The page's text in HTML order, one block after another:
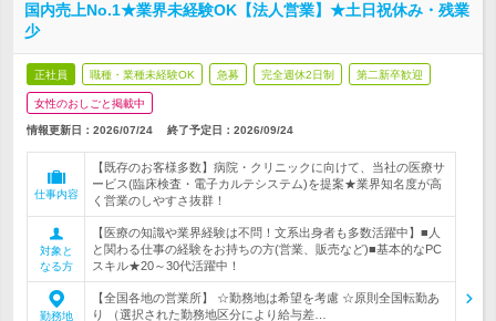
国内売上No.1★業界未経験OK【法人営業】★土日祝休み・残業
少
正社員 職種・業種未経験OK 急募 完全週休2日制 第二新卒歓迎
女性のおしごと掲載中
情報更新日：2026/07/24 終了予定日： 2026/09/24
仕事内容
【既存のお客様多数】病院・クリニックに向けて、当社の医療サ
ービス(臨床検査・電子カルテシステム)を提案★業界知名度が高
く営業のしやすさ抜群！
対象と
なる方
【医療の知識や業界経験は不問！文系出身者も多数活躍中】■人
と関わる仕事の経験をお持ちの方(営業、販売など)■基本的なPC
スキル★20～30代活躍中！
勤務地
【全国各地の営業所】 ☆勤務地は希望を考慮 ☆原則全国転勤あ
り （選択された勤務地区分により給与差…